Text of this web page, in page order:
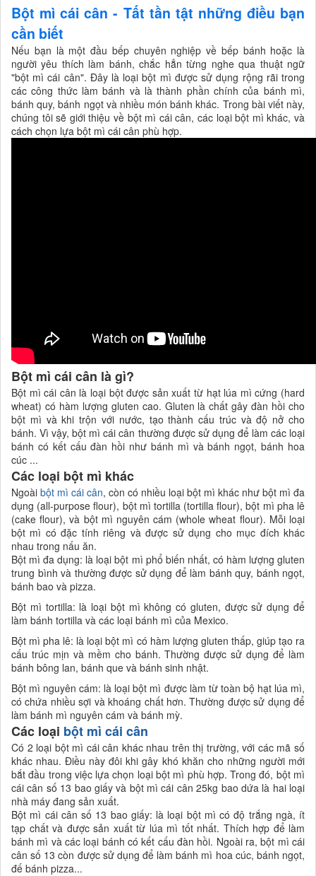
Bột mì cái cân - Tất tần tật những điều bạn
cần biết
Nếu bạn là một đầu bếp chuyên nghiệp về bếp bánh hoặc là
người yêu thích làm bánh, chắc hẳn từng nghe qua thuật ngữ
"bột mì cái cân". Đây là loại bột mì được sử dụng rộng rãi trong
các công thức làm bánh và là thành phần chính của bánh mì,
bánh quy, bánh ngọt và nhiều món bánh khác. Trong bài viết này,
chúng tôi sẽ giới thiệu về bột mì cái cân, các loại bột mì khác, và
cách chọn lựa bột mì cái cân phù hợp.
Bột mì cái cân là gì?
Bột mì cái cân là loại bột được sản xuất từ hạt lúa mì cứng (hard
wheat) có hàm lượng gluten cao. Gluten là chất gây đàn hồi cho
bột mì và khi trộn với nước, tạo thành cấu trúc và độ nở cho
bánh. Vì vậy, bột mì cái cân thường được sử dụng để làm các loại
bánh có kết cấu đàn hồi như bánh mì và bánh ngọt, bánh hoa
cúc ...
Các loại bột mì khác
Ngoài bột mì cái cân, còn có nhiều loại bột mì khác như bột mì đa
dụng (all-purpose flour), bột mì tortilla (tortilla flour), bột mì pha lê
(cake flour), và bột mì nguyên cám (whole wheat flour). Mỗi loại
bột mì có đặc tính riêng và được sử dụng cho mục đích khác
nhau trong nấu ăn.
Bột mì đa dụng: là loại bột mì phổ biến nhất, có hàm lượng gluten
trung bình và thường được sử dụng để làm bánh quy, bánh ngọt,
bánh bao và pizza.
Bột mì tortilla: là loại bột mì không có gluten, được sử dụng để
làm bánh tortilla và các loại bánh mì của Mexico.
Bột mì pha lê: là loại bột mì có hàm lượng gluten thấp, giúp tạo ra
cấu trúc mịn và mềm cho bánh. Thường được sử dụng để làm
bánh bông lan, bánh que và bánh sinh nhật.
Bột mì nguyên cám: là loại bột mì được làm từ toàn bộ hạt lúa mì,
có chứa nhiều sợi và khoáng chất hơn. Thường được sử dụng để
làm bánh mì nguyên cám và bánh mỳ.
Các loại bột mì cái cân
Có 2 loại bột mì cái cân khác nhau trên thị trường, với các mã số
khác nhau. Điều này đôi khi gây khó khăn cho những người mới
bắt đầu trong việc lựa chọn loại bột mì phù hợp. Trong đó, bột mì
cái cân số 13 bao giấy và bột mì cái cân 25kg bao dứa là hai loại
nhà máy đang sản xuất.
Bột mì cái cân số 13 bao giấy: là loại bột mì có độ trắng ngà, ít
tạp chất và được sản xuất từ lúa mì tốt nhất. Thích hợp để làm
bánh mì và các loại bánh có kết cấu đàn hồi. Ngoài ra, bột mì cái
cân số 13 còn được sử dụng để làm bánh mì hoa cúc, bánh ngọt,
đế bánh pizza...